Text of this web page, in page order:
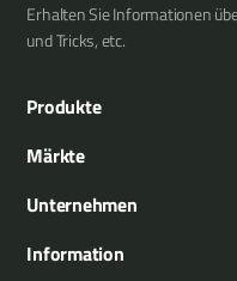
Erhalten Sie Informationen
und Tricks, etc.
Produkte
Auslegemulcher
Baumschnitt
Märkte
Kommunaltechnik
Unternehmen
Ersatzteile
Information